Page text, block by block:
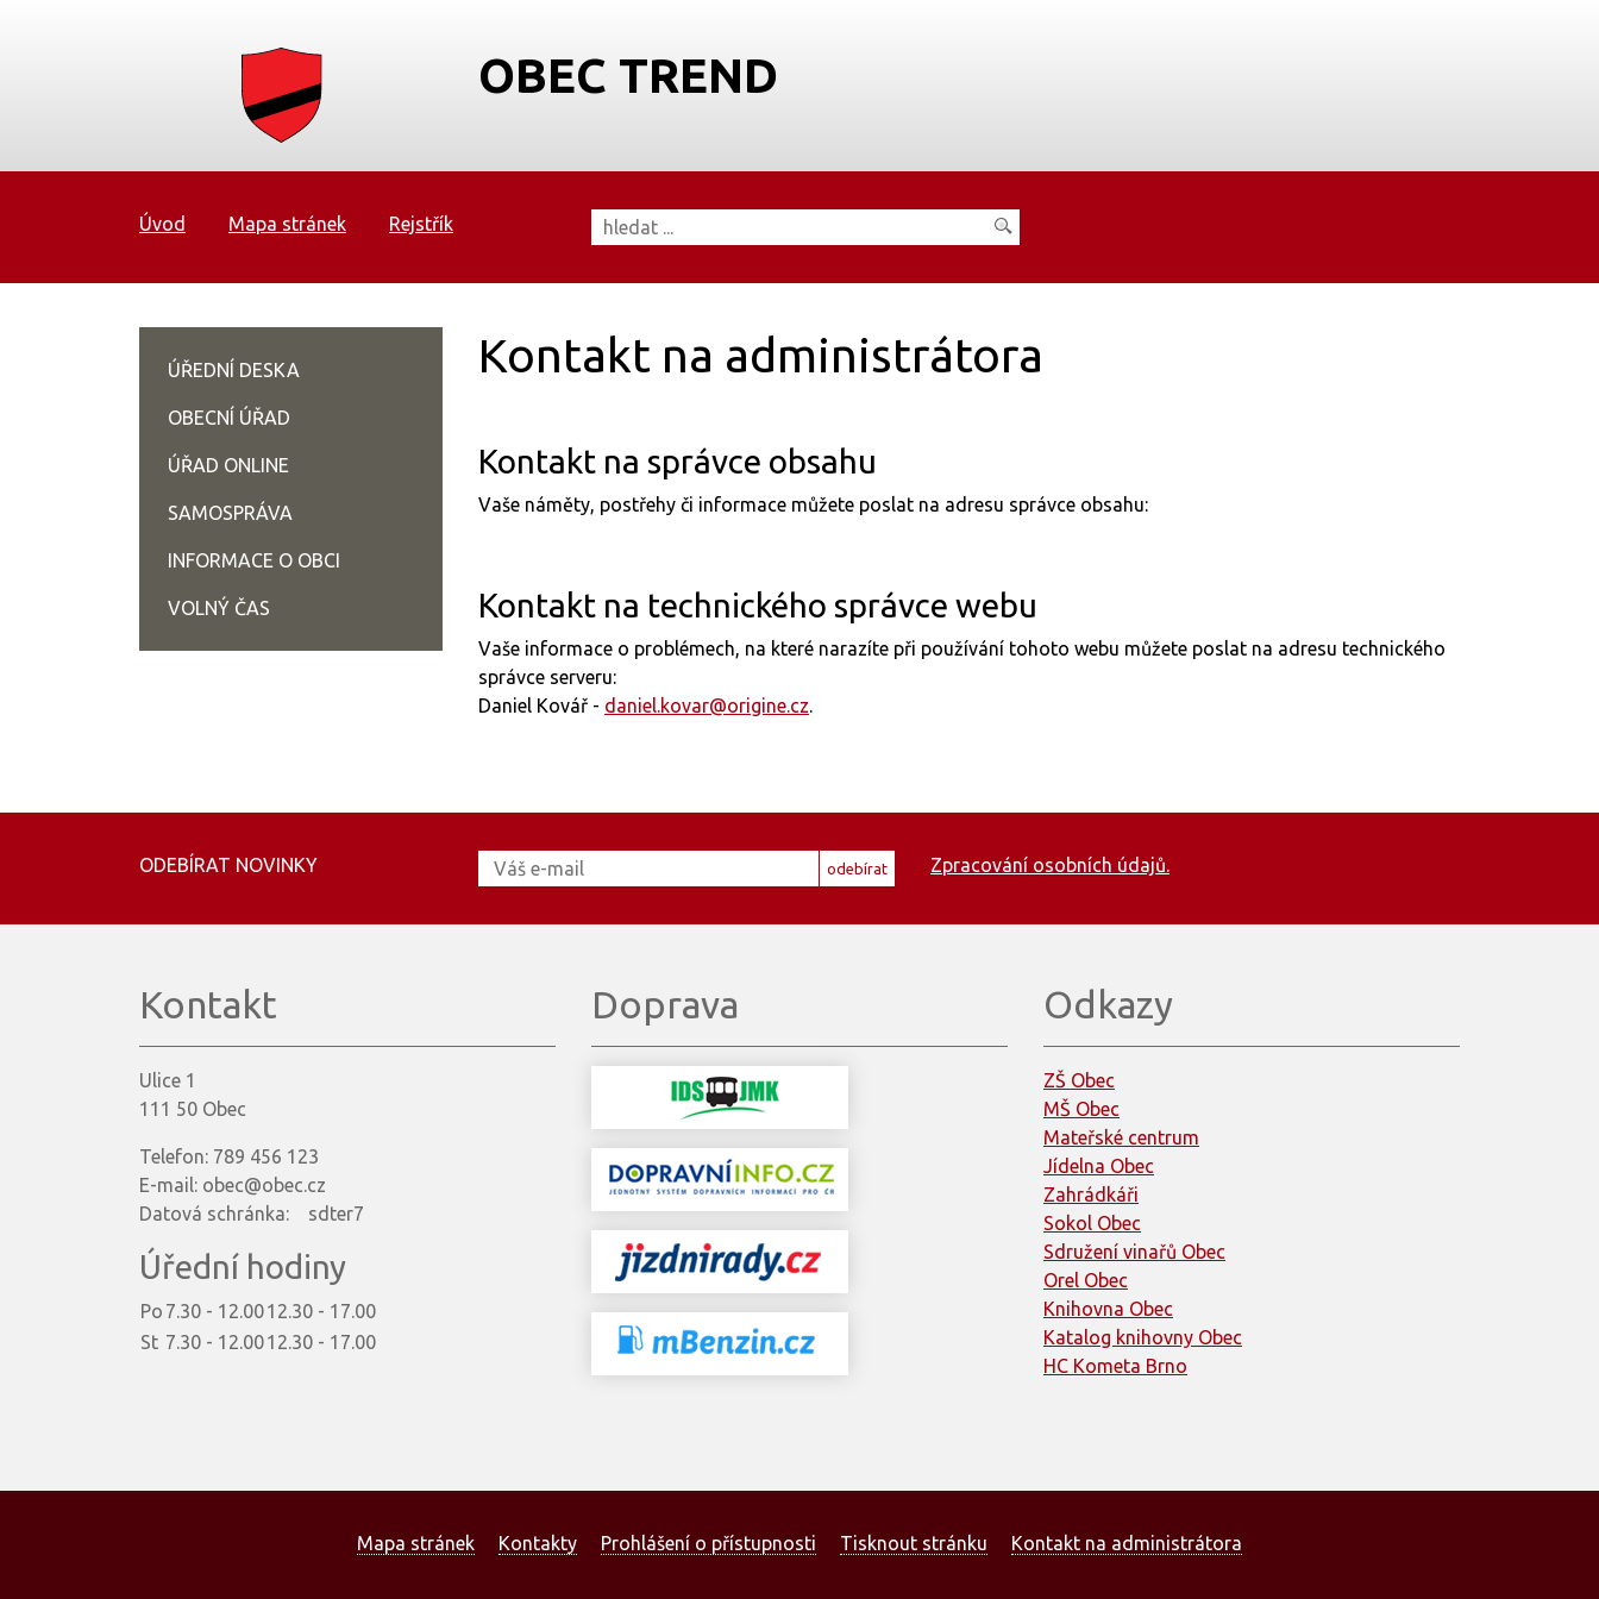
OBEC TREND
Úvod Mapa stránek Rejstřík
Kontakt na administrátora
Kontakt na správce obsahu
Vaše náměty, postřehy či informace můžete poslat na adresu správce obsahu:
Kontakt na technického správce webu
Vaše informace o problémech, na které narazíte při používání tohoto webu můžete poslat na adresu technického
správce serveru:
Daniel Kovář - daniel.kovar@origine.cz.
ÚŘEDNÍ DESKA
OBECNÍ ÚŘAD
ÚŘAD ONLINE
SAMOSPRÁVA
INFORMACE O OBCI
VOLNÝ ČAS
ODEBÍRAT NOVINKY odebírat Zpracování osobních údajů.
Kontakt
Ulice 1
111 50 Obec
Telefon: 789 456 123
E-mail: obec@obec.cz
Datová schránka: sdter7
Úřední hodiny
Po 7.30 - 12.0012.30 - 17.00
St 7.30 - 12.0012.30 - 17.00
Doprava Odkazy
ZŠ Obec
MŠ Obec
Mateřské centrum
Jídelna Obec
Zahrádkáři
Sokol Obec
Sdružení vinařů Obec
Orel Obec
Knihovna Obec
Katalog knihovny Obec
HC Kometa Brno
Mapa stránek Kontakty Prohlášení o přístupnosti Tisknout stránku Kontakt na administrátora